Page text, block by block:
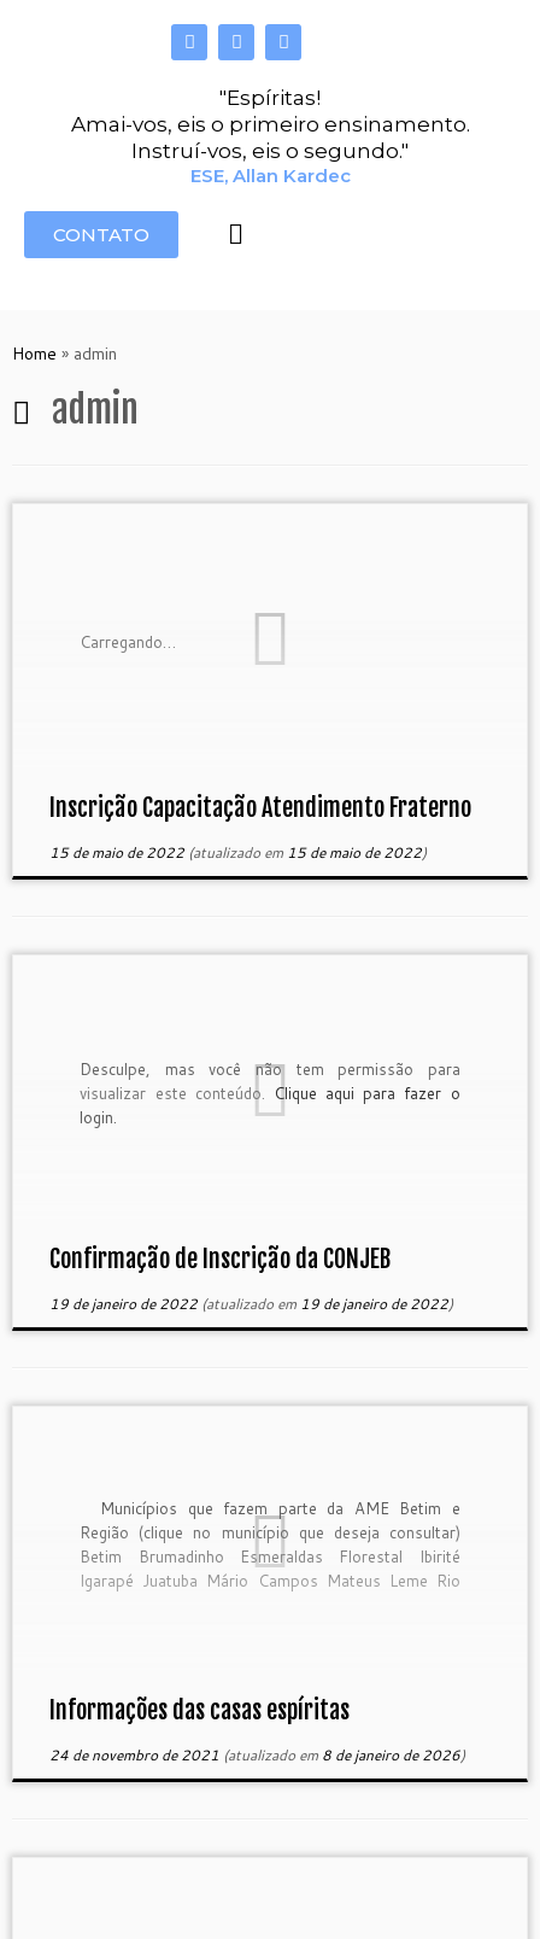
"Espíritas!
Amai-vos, eis o primeiro ensinamento.
Instruí-vos, eis o segundo."
ESE, Allan Kardec
CONTATO
Home » admin
admin
Carregando…
Inscrição Capacitação Atendimento Fraterno
15 de maio de 2022(atualizado em 15 de maio de 2022)
Desculpe, mas você não tem permissão para
visualizar este conteúdo.
Clique aqui para fazer o
login.
Confirmação de Inscrição da CONJEB
19 de janeiro de 2022(atualizado em 19 de janeiro de 2022)
Municípios que fazem parte da AME Betim e
Região (clique no município que deseja consultar)
Betim Brumadinho Esmeraldas Florestal Ibirité
Igarapé Juatuba Mário Campos Mateus Leme Rio
Informações das casas espíritas
24 de novembro de 2021 (atualizado em 8 de janeiro de 2026)